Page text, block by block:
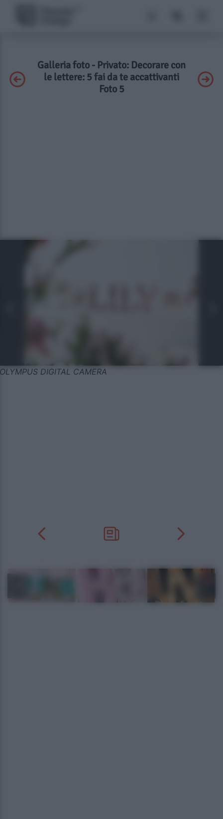
Galleria foto - Privato: Decorare con
le lettere: 5 fai da te accattivanti
Foto 5
OLYMPUS DIGITAL CAMERA